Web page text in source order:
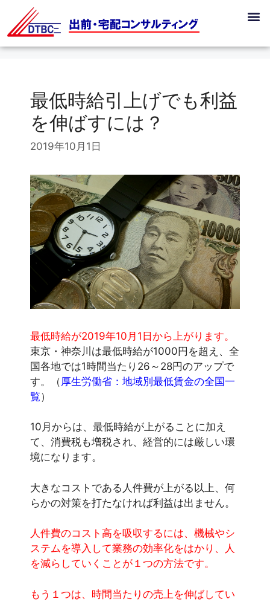
最低時給引上げでも利益
を伸ばすには？
2019年10月1日
最低時給が2019年10月1日から上がります。
東京・神奈川は最低時給が1000円を超え、全
国各地では1時間当たり26～28円のアップで
す。（ 厚生労働省：地域別最低賃金の全国一
覧）
10月からは、最低時給が上がることに加え
て、消費税も増税され、経営的には厳しい環
境になります。
大きなコストである人件費が上がる以上、何
らかの対策を打たなければ利益は出ません。
人件費のコスト高を吸収するには、機械やシ
ステムを導入して業務の効率化をはかり、人
を減らしていくことが１つの方法です。
もう１つは、時間当たりの売上を伸ばしてい